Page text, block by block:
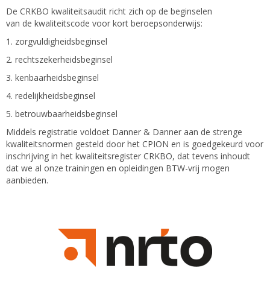
De CRKBO kwaliteitsaudit richt zich op de beginselen
van de kwaliteitscode voor kort beroepsonderwijs:
1. zorgvuldigheidsbeginsel
2. rechtszekerheidsbeginsel
3. kenbaarheidsbeginsel
4. redelijkheidsbeginsel
5. betrouwbaarheidsbeginsel
Middels registratie voldoet Danner & Danner aan de strenge
kwaliteitsnormen gesteld door het CPION en is goedgekeurd voor
inschrijving in het kwaliteitsregister CRKBO, dat tevens inhoudt
dat we al onze trainingen en opleidingen BTW-vrij mogen
aanbieden.